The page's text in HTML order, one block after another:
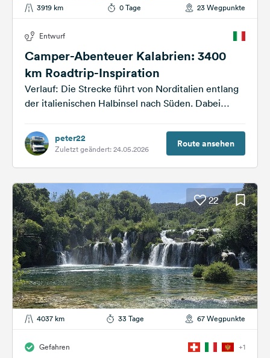
3919 km 0 Tage 23 Wegpunkte
Entwurf
Camper-Abenteuer Kalabrien: 3400
km Roadtrip-Inspiration
Verlauf: Die Strecke führt von Norditalien entlang
der italienischen Halbinsel nach Süden. Dabei
Landstraßen...
peter22
Zuletzt geändert: 24.05.2026 Route ansehen
22
4037 km 33 Tage 67 Wegpunkte
Gefahren +1